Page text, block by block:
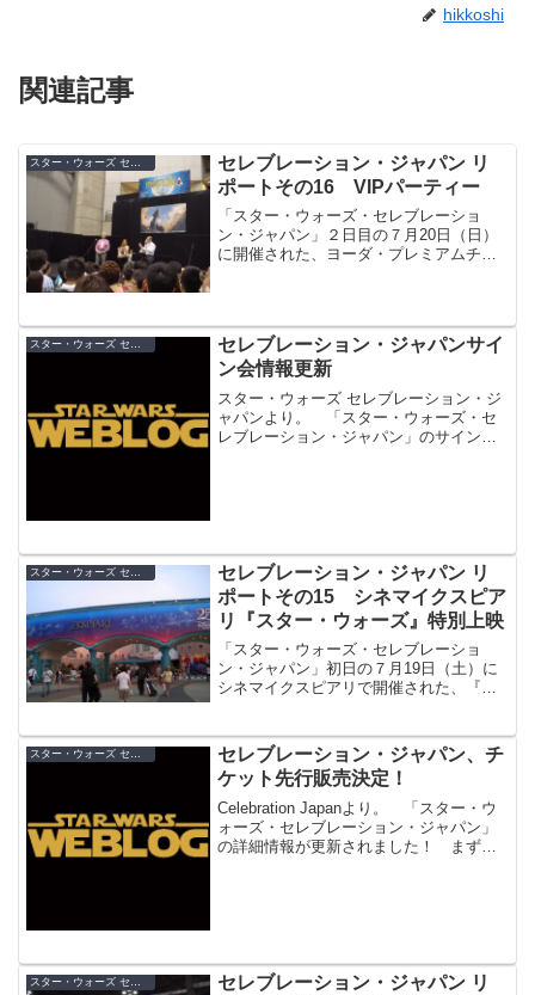
hikkoshi
関連記事
セレブレーション・ジャパン リ
ポートその16 VIPパーティー
「スター・ウォーズ・セレブレーショ
ン・ジャパン」２日目の７月20日（日）
に開催された、ヨーダ・プレミアムチケ
スター・ウォーズ セレブレーション・ジャパン（2008）
セレブレーション・ジャパンサイ
ン会情報更新
スター・ウォーズ セレブレーション・ジ
ャパンより。 「スター・ウォーズ・セ
レブレーション・ジャパン」のサイン会
スター・ウォーズ セレブレーション・ジャパン（2008）
セレブレーション・ジャパン リ
ポートその15 シネマイクスピア
リ『スター・ウォーズ』特別上映
「スター・ウォーズ・セレブレーショ
ン・ジャパン」初日の７月19日（土）に
シネマイクスピアリで開催された、『ス
スター・ウォーズ セレブレーション・ジャパン（2008）
セレブレーション・ジャパン、チ
ケット先行販売決定！
Celebration Japanより。 「スター・ウ
ォーズ・セレブレーション・ジャパン」
の詳細情報が更新されました！ まずは
スター・ウォーズ セレブレーション・ジャパン（2008）
セレブレーション・ジャパン リ